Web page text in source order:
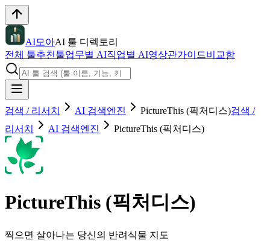
AI모아AI 툴 디렉토리
전체 툴추천툴업무별 AI직업별 AI영상관가이드비교함
검색 / 리서치 AI 검색엔진 PictureThis (픽처디스)검색 /
리서치
AI 검색엔진 PictureThis (픽처디스)
PictureThis (픽처디스)
찍으면 살아나는 당신의 반려식물 지도